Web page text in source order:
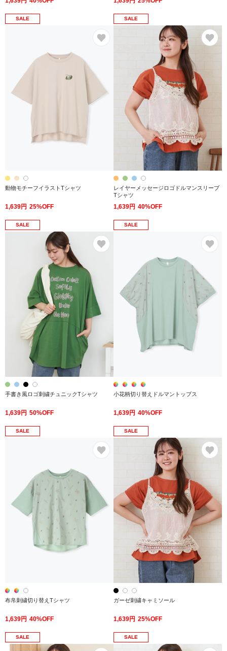
SALE
動物モチーフイラストTシャツ
1,639円 25%OFF
SALE
レイヤーメッセージロゴドルマンスリーブ
Tシャツ
1,639円 40%OFF
SALE
手書き風ロゴ刺繍チュニックTシャツ
1,639円 50%OFF
SALE
小花柄切り替えドルマントップス
1,639円 40%OFF
SALE
布帛刺繍切り替えTシャツ
1,639円 40%OFF
SALE
ガーゼ刺繍キャミソール
1,639円 25%OFF
SALE SALE